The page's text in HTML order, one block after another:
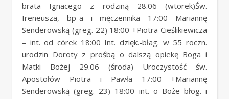
brata Ignacego z rodziną 28.06 (wtorek)Św.
Ireneusza, bp-a i męczennika 17:00 Mariannę
Senderowską (greg. 22) 18:00 +Piotra Cieślikiewicza
– int. od córek 18:00 Int. dzięk.-błag. w 55 roczn.
urodzin Doroty z prośbą o dalszą opiekę Boga i
Matki Bożej 29.06 (środa) Uroczystość św.
Apostołów Piotra i Pawła 17:00 +Mariannę
Senderowską (greg. 23) 18:00 int. o Boże błog. i